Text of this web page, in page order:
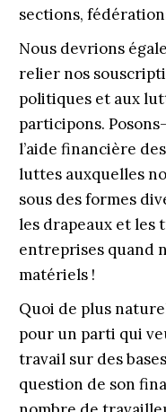
sections,
Nous devrions
relier nos
politiques et aux
participons.
l’aide financière
luttes auxquelles
sous des formes
les drapeaux et les
entreprises quand
matériels !
Quoi de plus
pour un parti qui
travail sur des
question de son